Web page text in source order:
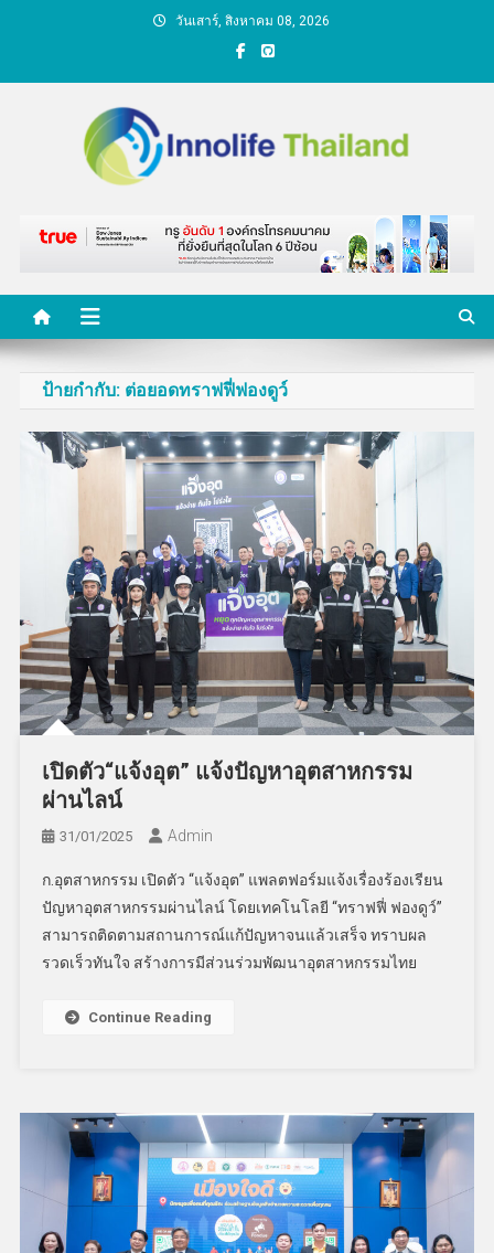
วันเสาร์, สิงหาคม 08, 2026
คนกับความคิด ชีวิตกับ
นวัตกรรม
ป้ายกำกับ: ต่อยอดทราฟฟี่ฟองดูว์
เปิดตัว“แจ้งอุต” แจ้งปัญหาอุตสาหกรรม
ผ่านไลน์
31/01/2025 Admin
ก.อุตสาหกรรม เปิดตัว “แจ้งอุต” แพลตฟอร์มแจ้งเรื่องร้องเรียน
ปัญหาอุตสาหกรรมผ่านไลน์ โดยเทคโนโลยี “ทราฟฟี่ ฟองดูว์”
สามารถติดตามสถานการณ์แก้ปัญหาจนแล้วเสร็จ ทราบผล
รวดเร็วทันใจ สร้างการมีส่วนร่วมพัฒนาอุตสาหกรรมไทย
Continue Reading